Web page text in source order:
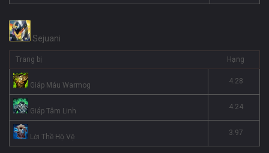
Sejuani
Trang bị Hạng
Giáp Máu Warmog 4.28
Giáp Tâm Linh 4.24
Lời Thề Hộ Vệ 3.97